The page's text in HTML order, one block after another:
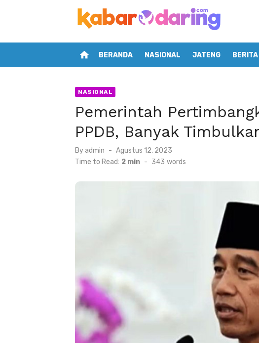
home BERANDA NASIONAL JATENG
NASIONAL
Pemerintah
PPDB, Banyak
By admin
Posted
on
Agustus 12, 2023
Time to Read: 2 min - 343 words